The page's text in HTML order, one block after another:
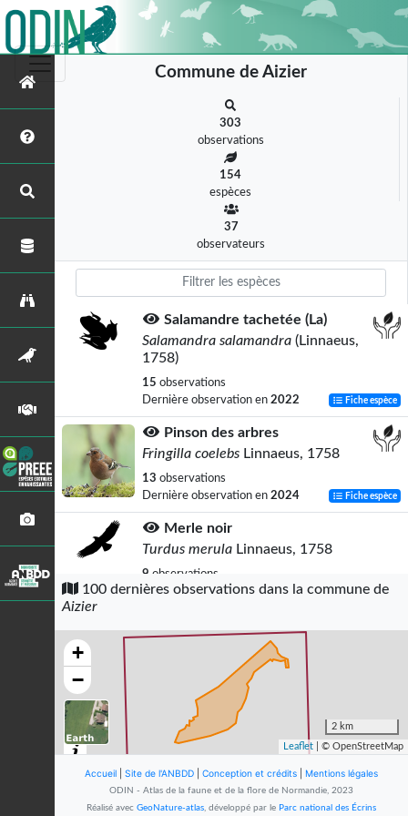
Commune de Aizier
303
observations
154
espèces
37
observateurs
Salamandre tachetée (La)
Salamandra salamandra (Linnaeus,
1758)
15 observations
Dernière observation en 2022 Fiche espèce
Pinson des arbres
Fringilla coelebs Linnaeus, 1758
13 observations
Dernière observation en 2024 Fiche espèce
Merle noir
Turdus merula Linnaeus, 1758
9 observations
Dernière observation en2023 Fiche espèce
(Linnaeus, 1758)
Dernière observation en
Pouillot véloce
Phylloscopus collybita
(Vieillot, 1817)
Dernière observation en
100 dernières observations dans la commune de
Aizier
+
−
2 km
Leaflet | © OpenStreetMap
Accueil Site de l'ANBDD Conception et crédits Mentions légales
ODIN - Atlas de la faune et de la flore de Normandie, 2023
Réalisé avec GeoNature-atlas, développé par le Parc national des Écrins